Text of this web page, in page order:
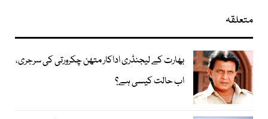
متعلقہ
بھارت کے لیجنڈری اداکار متھن چکرورتی کی سرجری،
اب حالت کیسی ہے؟